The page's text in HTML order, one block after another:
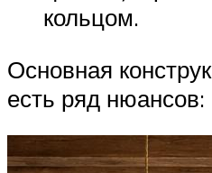
кольцом.
Основная
есть ряд нюансов: